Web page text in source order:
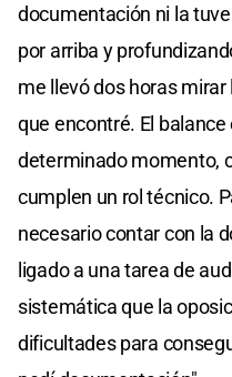
documentación ni la
por arriba y
me llevó dos horas
que encontré. El
determinado momento,
cumplen un rol técnico.
necesario contar con la
ligado a una tarea de
sistemática que la
dificultades para